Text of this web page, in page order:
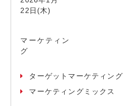
22日(木)
マーケティン
グ
ターゲットマーケティング
マーケティングミックス